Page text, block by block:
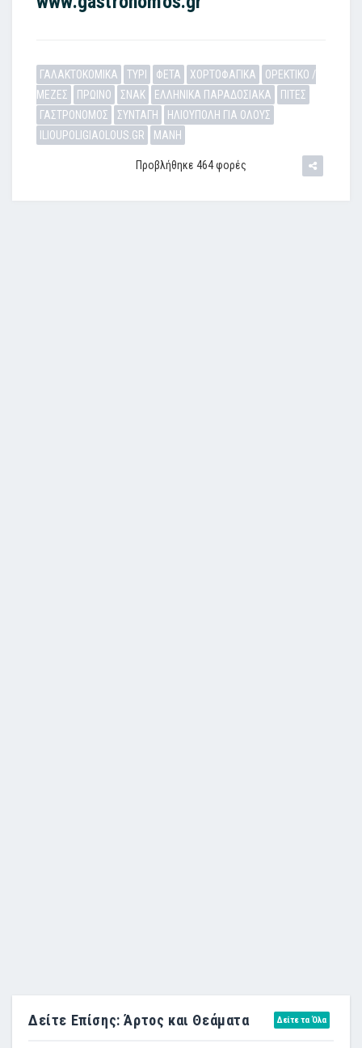
ΓΑΛΑΚΤΟΚΟΜΙΚΑ ΤΥΡΙ ΦΕΤΑ ΧΟΡΤΟΦΑΓΙΚΑ
ΟΡΕΚΤΙΚΟ /
ΜΕΖΕΣ
ΠΡΩΙΝΟ ΣΝΑΚ ΕΛΛΗΝΙΚΑ ΠΑΡΑΔΟΣΙΑΚΑ
ΠΙΤΕΣ
ΓΑΣΤΡΟΝΟΜΟΣ
ΣΥΝΤΑΓΗ
ΗΛΙΟΥΠΟΛΗ ΓΙΑ ΟΛΟΥΣ
ILIOUPOLIGIAOLOUS.GR
ΜΑΝΗ
Προβλήθηκε 464 φορές
Δείτε Επίσης: Άρτος και Θεάματα Δείτε τα Όλα